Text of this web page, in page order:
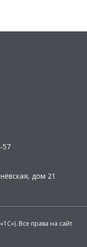
57
дом 21
Все права на сайт